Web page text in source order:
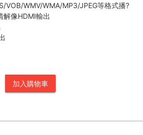
VOB/WMV/WMA/MP3/JPEG等格式播?
像HDMI輸出
加入購物車